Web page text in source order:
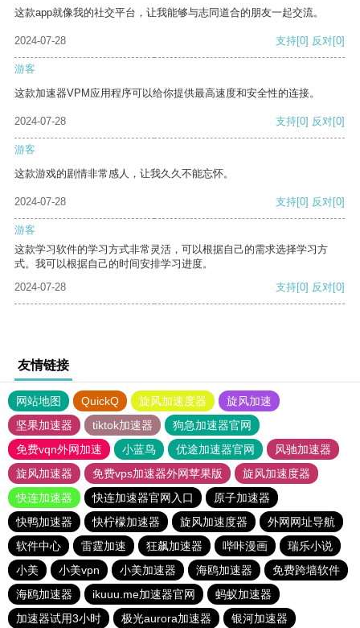
这款app就像我的社交平台，让我能够与志同道合的朋友一起交流。
2024-07-28 支持[0] 反对[0]
游客
这款加速器VPM应用程序可以给你提供最高速度和安全性的连接。
2024-07-28 支持[0] 反对[0]
游客
这款游戏的剧情非常感人，让我久久不能忘怀。
2024-07-28 支持[0] 反对[0]
游客
这款学习软件的学习方式非常灵活，可以根据自己的需求选择学习方
式。我可以根据自己的时间安排学习进度。
2024-07-28
支持[0] 反对[0]
友情链接
网站地图 QuickQ 旋风加速度器
旋风加速
坚果加速器
tiktok加速器
狗急加速器官网
免费vqn外网加速
小蓝鸟 优途加速器官网
风驰加速器
旋风加速器
免费vps加速器外网苹果版
旋风加速度器
快连加速器
快连加速器官网入口
原子加速器
快鸭加速器
快柠檬加速器 旋风加速度器
外网网址导航
软件中心
雷霆加速 狂飙加速器 哔咔漫画
瑞乐小说
小美
小美vpn 小美加速器 海鸥加速器
免费跨墙软件
海鸥加速器
ikuuu.me加速器官网
蚂蚁加速器
加速器试用3小时
极光aurora加速器 银河加速器